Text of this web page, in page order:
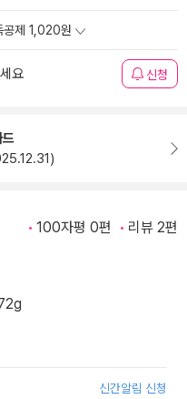
공제 1,020원
요 신청
100자평 0편 리뷰 2편
신간알림 신청